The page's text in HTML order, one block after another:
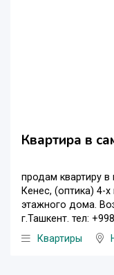
Квартира в
продам квартиру
Кенес, (оптика) 4-
этажного дома.
г.Ташкент. тел:
Квартиры